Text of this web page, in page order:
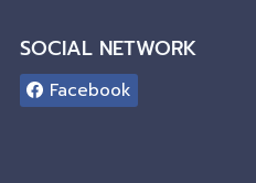
SOCIAL NETWORK
Facebook